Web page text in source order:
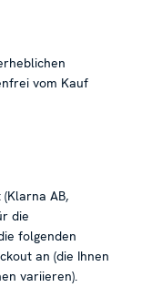
vom Kauf
AB,
die
folgenden
an (die Ihnen
variieren).